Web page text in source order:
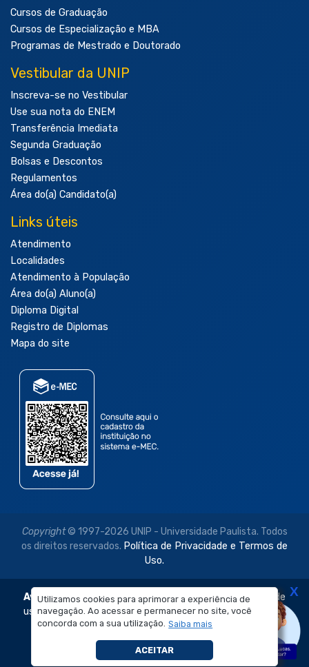
Utilizamos cookies para aprimorar a experiência de
navegação. Ao acessar e permanecer no site, você
concorda com a sua utilização. Saiba mais
ACEITAR
Cursos de Graduação
Cursos de Especialização e MBA
Programas de Mestrado e Doutorado
Vestibular da UNIP
Inscreva-se no Vestibular
Use sua nota do ENEM
Transferência Imediata
Segunda Graduação
Bolsas e Descontos
Regulamentos
Área do(a) Candidato(a)
Links úteis
Atendimento
Localidades
Atendimento à População
Área do(a) Aluno(a)
Diploma Digital
Registro de Diplomas
Mapa do site
Copyright© 1997-2026 UNIP - Universidade Paulista. Todos
os direitos reservados. Política de Privacidade e Termos de
Uso.
Aviso Legal: As imagens disponibilizadas neste site são de
uso exclusivo institucional do Sistema de Ensino Objetivo e
da Universidade Paulista – UNIP.
É proibida a reprodução, utilização, edição ou
compartilhamento sem autorização prévia e expressa.
X